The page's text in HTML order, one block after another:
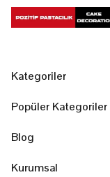
Kategoriler
Popüler Kategoriler
Blog
Kurumsal